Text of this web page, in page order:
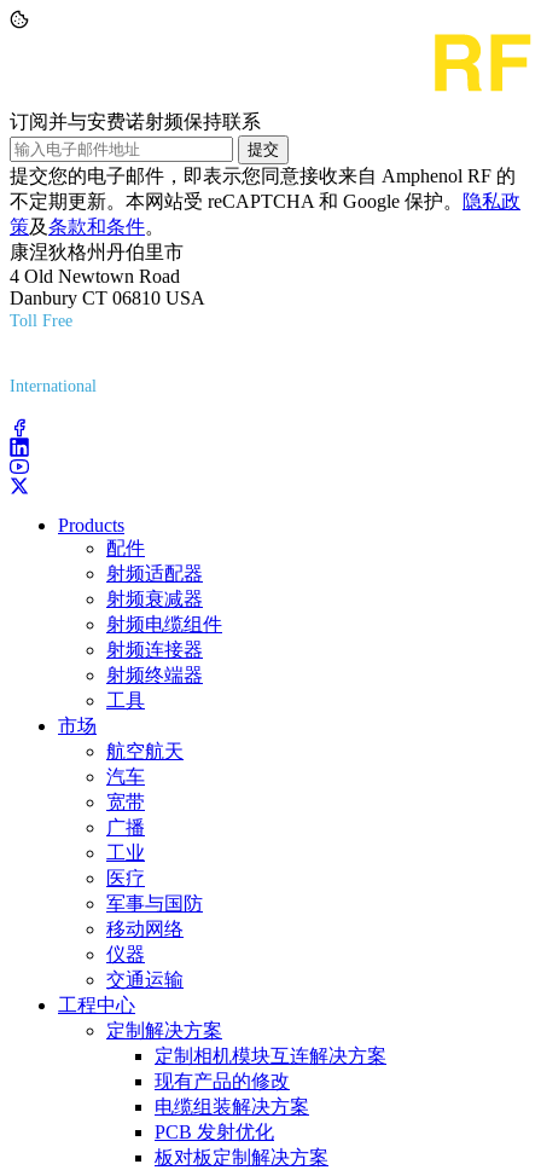
订阅并与安费诺射频保持联系
提交
提交您的电子邮件，即表示您同意接收来自 Amphenol RF 的
不定期更新。本网站受 reCAPTCHA 和 Google 保护。
隐私政
策及条款和条件。
康涅狄格州丹伯里市
4 Old Newtown Road
Danbury CT 06810 USA
Toll Free
International
Products
配件
射频适配器
射频衰减器
射频电缆组件
射频连接器
射频终端器
工具
市场
航空航天
汽车
宽带
广播
工业
医疗
军事与国防
移动网络
仪器
交通运输
工程中心
定制解决方案
定制相机模块互连解决方案
现有产品的修改
电缆组装解决方案
PCB 发射优化
板对板定制解决方案